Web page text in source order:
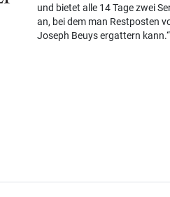
und bietet alle 14 Tage zwei
an, bei dem man Restposten
Joseph Beuys ergattern kann.